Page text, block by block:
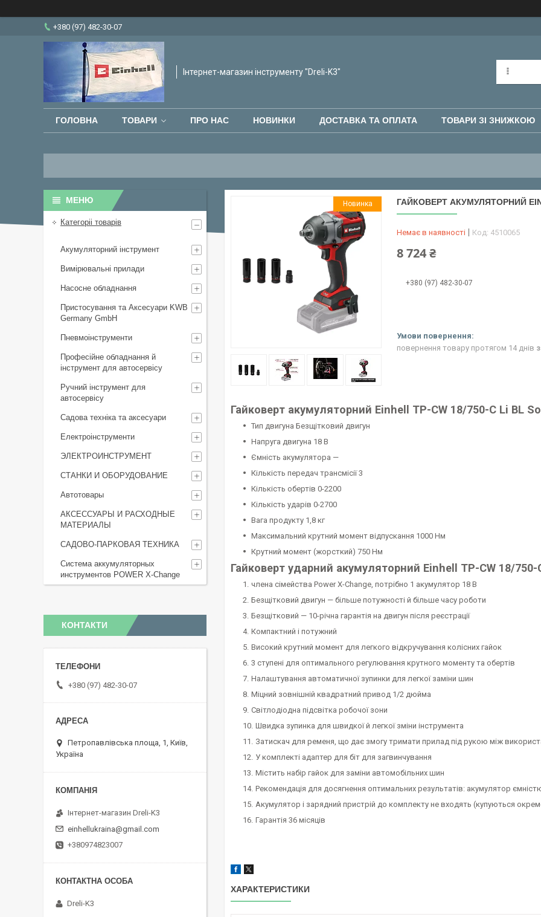
+380 (97) 482-30-07
Інтернет-магазин інструменту "Dreli-K3"
ГОЛОВНА ТОВАРИ ПРО НАС НОВИНКИ ДОСТАВКА ТА ОПЛАТА ТОВАРИ ЗІ ЗНИЖКОЮ
Новинка ГАЙКОВЕРТ АКУМУЛЯТОРНИЙ
Немає в наявності Код: 4510065
8 724 ₴
+380 (97) 482-30-07
повернення товару протягом 14 днів
Гайковерт акумуляторний Einhell TP-CW 18/750-C Li BL
Тип двигуна Безщітковий двигун
Напруга двигуна 18 В
Ємність акумулятора —
Кількість передач трансмісії 3
Кількість обертів 0-2200
Кількість ударів 0-2700
Вага продукту 1,8 кг
Максимальний крутний момент відпускання 1000 Нм
Крутний момент (жорсткий) 750 Нм
Гайковерт ударний акумуляторний Einhell TP-CW 18/
члена сімейства Power X-Change, потрібно 1 акумулятор 18 В
Безщітковий двигун — більше потужності й більше часу роботи
Безщітковий — 10-річна гарантія на двигун після реєстрації
Компактний і потужний
Високий крутний момент для легкого відкручування колісних гайок
3 ступені для оптимального регулювання крутного моменту та обертів
Налаштування автоматичної зупинки для легкої заміни шин
Міцний зовнішній квадратний привод 1/2 дюйма
Світлодіодна підсвітка робочої зони
Швидка зупинка для швидкої й легкої зміни інструмента
Затискач для ременя, що дає змогу тримати прилад під рукою між
У комплекті адаптер для біт для загвинчування
Містить набір гайок для заміни автомобільних шин
Рекомендація для досягнення оптимальних результатів: акумулятор
Акумулятор і зарядний пристрій до комплекту не входять (купуються
Гарантія 36 місяців
ХАРАКТЕРИСТИКИ
Категоріі товарів
Акумуляторний інструмент
Вимірювальні прилади
Насосне обладнання
Пристосування та Аксесуари KWB
Germany GmbH
Пневмоінструменти
Професійне обладнання й
інструмент для автосервісу
Ручний інструмент для
автосервісу
Садова техніка та аксесуари
Електроінструменти
ЭЛЕКТРОИНСТРУМЕНТ
СТАНКИ И ОБОРУДОВАНИЕ
Автотовары
АКСЕССУАРЫ И РАСХОДНЫЕ
МАТЕРИАЛЫ
САДОВО-ПАРКОВАЯ ТЕХНИКА
Система аккумуляторных
инструментов POWER X-Change
КОНТАКТИ
+380 (97) 482-30-07
Петропавлівська площа, 1, Київ,
Україна
Інтернет-магазин Dreli-K3
einhellukraina@gmail.com
+380974823007
Dreli-K3